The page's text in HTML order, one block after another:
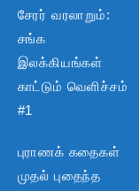
சேரர் வரலாறும்:
சங்க
இலக்கியங்கள்
காட்டும் வெளிச்சம்
#1
புராணக் கதைகள்
முதல் புதைந்த